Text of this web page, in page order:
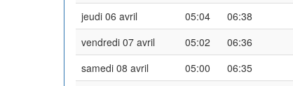
jeudi 06 avril
05:04 06:38
vendredi 07 avril
05:02 06:36
samedi 08 avril
05:00 06:35